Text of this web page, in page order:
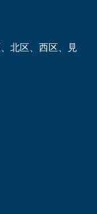
北区、西区、見